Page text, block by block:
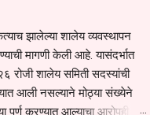
झालेल्या शालेय व्यवस्थापन
मागणी केली आहे. यासंदर्भात
शालेय समिती सदस्यांची
आली नसल्याने मोठ्या संख्येने
करण्यात आल्याचा आरोपही